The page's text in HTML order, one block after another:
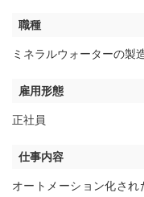
職種
ミネラルウォーターの製
雇用形態
正社員
仕事内容
オートメーション化さ